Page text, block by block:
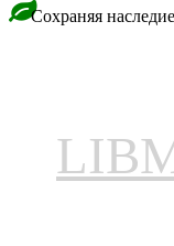
Сохраняя